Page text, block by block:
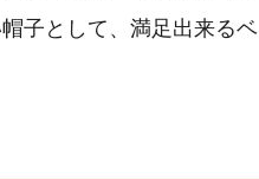
子として、満足出来るベ